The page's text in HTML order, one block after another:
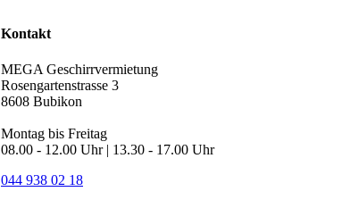
Kontakt
MEGA Geschirrvermietung
Rosengartenstrasse 3
8608 Bubikon
Montag bis Freitag
08.00 - 12.00 Uhr | 13.30 - 17.00 Uhr
044 938 02 18